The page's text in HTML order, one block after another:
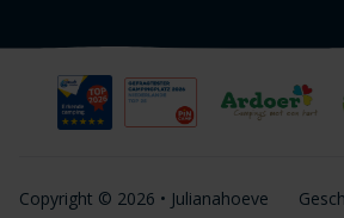
Copyright © 2026 • Julianahoeve